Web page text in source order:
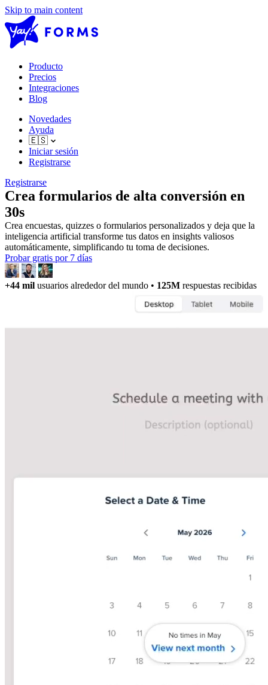
Skip to main content
Producto
Precios
Integraciones
Blog
Novedades
Ayuda
🇪🇸
Iniciar sesión
Registrarse
Registrarse
Crea formularios de alta conversión en
30s
Crea encuestas, quizzes o formularios personalizados y deja que la
inteligencia artificial transforme tus datos en insights valiosos
automáticamente, simplificando tu toma de decisiones.
Probar gratis por 7 días
+44 mil usuarios alrededor del mundo • 125M respuestas recibidas